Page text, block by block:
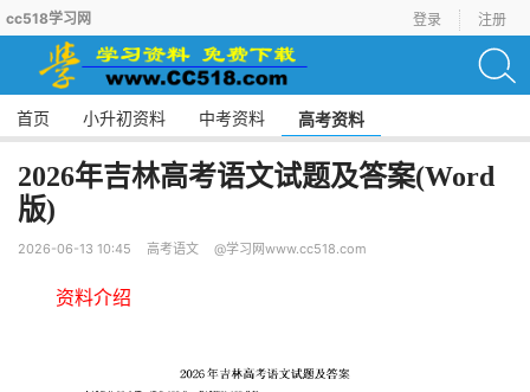
cc518学习网 登录 注册
首页 小升初资料 中考资料 高考资料
2026年吉林高考语文试题及答案(Word
版)
2026-06-13 10:45 高考语文 @学习网www.cc518.com
资料介绍